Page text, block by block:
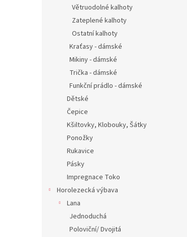
Větruodolné kalhoty
Zateplené kalhoty
Ostatní kalhoty
Kraťasy - dámské
Mikiny - dámské
Trička - dámské
Funkční prádlo - dámské
Dětské
Čepice
Kšiltovky, Klobouky, Šátky
Ponožky
Rukavice
Pásky
Impregnace Toko
Horolezecká výbava
Lana
Jednoduchá
Poloviční/ Dvojitá